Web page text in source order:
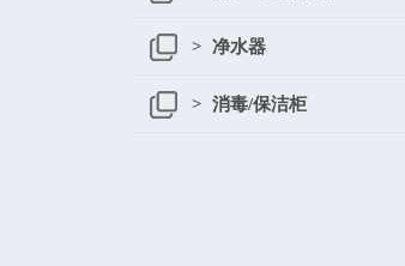
> 净水器
> 消毒/保洁柜